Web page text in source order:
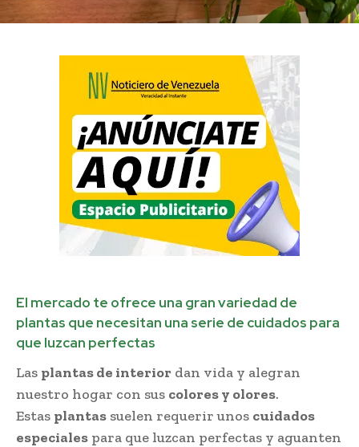
El mercado te ofrece una gran variedad de
plantas que necesitan una serie de cuidados para
que luzcan perfectas
Las plantas de interior dan vida y alegran
nuestro hogar con sus colores y olores.
Estas plantas suelen requerir unos cuidados
especiales para que luzcan perfectas y aguanten